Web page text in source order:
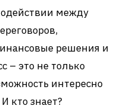
между
решения и
– это не только
интересно
кто знает?